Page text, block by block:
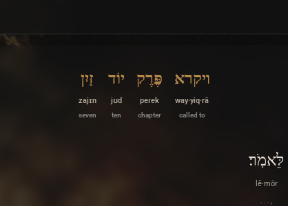
ויקרא
way·yiq·rā
called to
פֶּרֶק
peɾek
chapter
יוֹד
jʊd
ten
זַיִן
zajɪn
seven
לֵּאמֹֽר׃
lê·mōr
. . . ,